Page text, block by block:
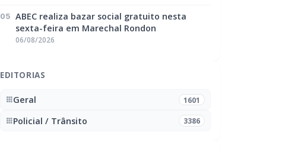
05 ABEC realiza bazar social gratuito nesta
sexta-feira em Marechal Rondon
06/08/2026
EDITORIAS
Geral 1601
Policial / Trânsito 3386